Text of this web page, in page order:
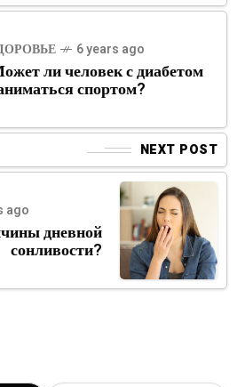
6 years ago
ли человек с диабетом
спортом?
NEXT POST
ago
дневной
сонливости?